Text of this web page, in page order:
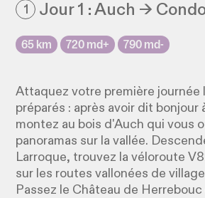
1 Jour 1 : Auch →
65 km 720 md+ 790 md-
Attaquez votre première journée
préparés : après avoir dit bonjour
montez au bois d'Auch qui vous
panoramas sur la vallée.
Larroque, trouvez la véloroute
sur les routes vallonées de
Passez le Château de